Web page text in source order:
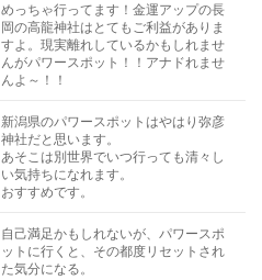
めっちゃ行ってます！金運アップの長
岡の高龍神社はとてもご利益がありま
すよ。現実離れしているかもしれませ
んがパワースポット！！アナドれませ
んよ～！！
新潟県のパワースポットはやはり弥彦
神社だと思います。
あそこは別世界でいつ行っても清々し
い気持ちになれます。
おすすめです。
自己満足かもしれないが、パワースポ
ットに行くと、その都度リセットされ
た気分になる。